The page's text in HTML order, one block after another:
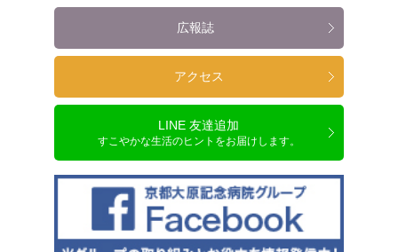
広報誌
アクセス
LINE 友達追加
すこやかな生活のヒントをお届けします。